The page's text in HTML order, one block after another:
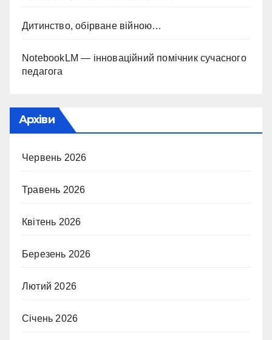
Дитинство, обірване війною…
NotebookLM — інноваційний помічник сучасного
педагога
Архіви
Червень 2026
Травень 2026
Квітень 2026
Березень 2026
Лютий 2026
Січень 2026